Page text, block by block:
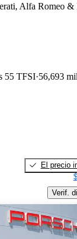
Alfa Romeo & Fiat
55 TFSI 56,693
El precio
Verif.